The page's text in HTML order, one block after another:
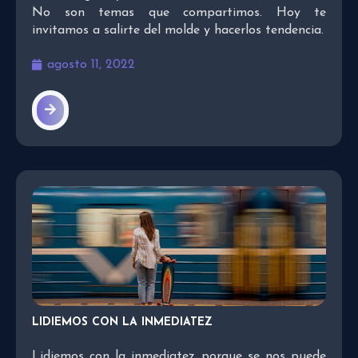
No son temas que compartimos. Hoy te
invitamos a salirte del molde y hacerlos tendencia.
agosto 11, 2022
LIDIEMOS CON LA INMEDIATEZ